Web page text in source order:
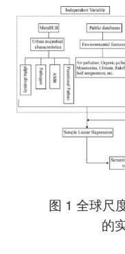
图 1 全球尺度
的